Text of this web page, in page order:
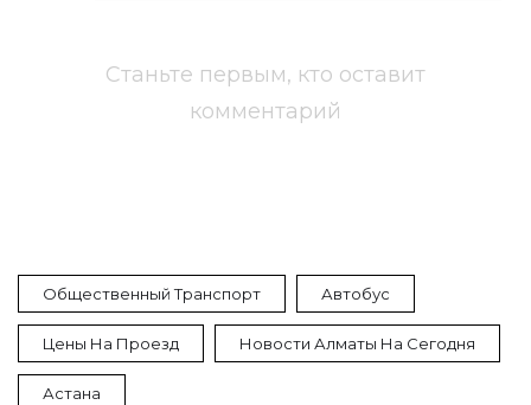
Станьте первым, кто оставит
комментарий
Общественный Транспорт Автобус
Цены На Проезд Новости Алматы На Сегодня
Астана